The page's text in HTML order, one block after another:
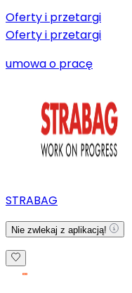
Oferty i przetargi
Oferty i przetargi
umowa o pracę
STRABAG
Nie zwlekaj z aplikacją!